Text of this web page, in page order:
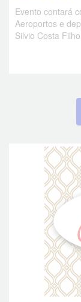
Evento contará
Aeroportos e
Silvio Costa